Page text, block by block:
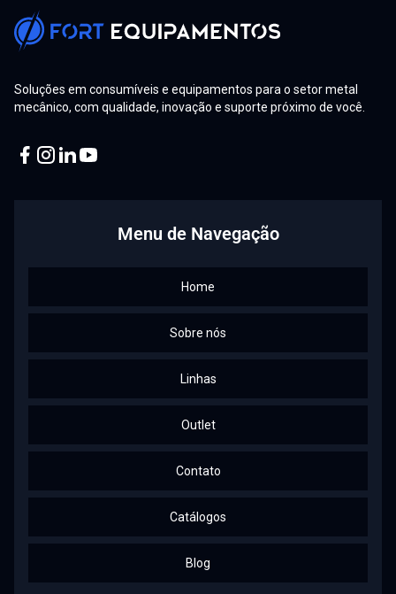
Soluções em consumíveis e equipamentos para o setor metal
mecânico, com qualidade, inovação e suporte próximo de você.
Menu de Navegação
Home
Sobre nós
Linhas
Outlet
Contato
Catálogos
Blog